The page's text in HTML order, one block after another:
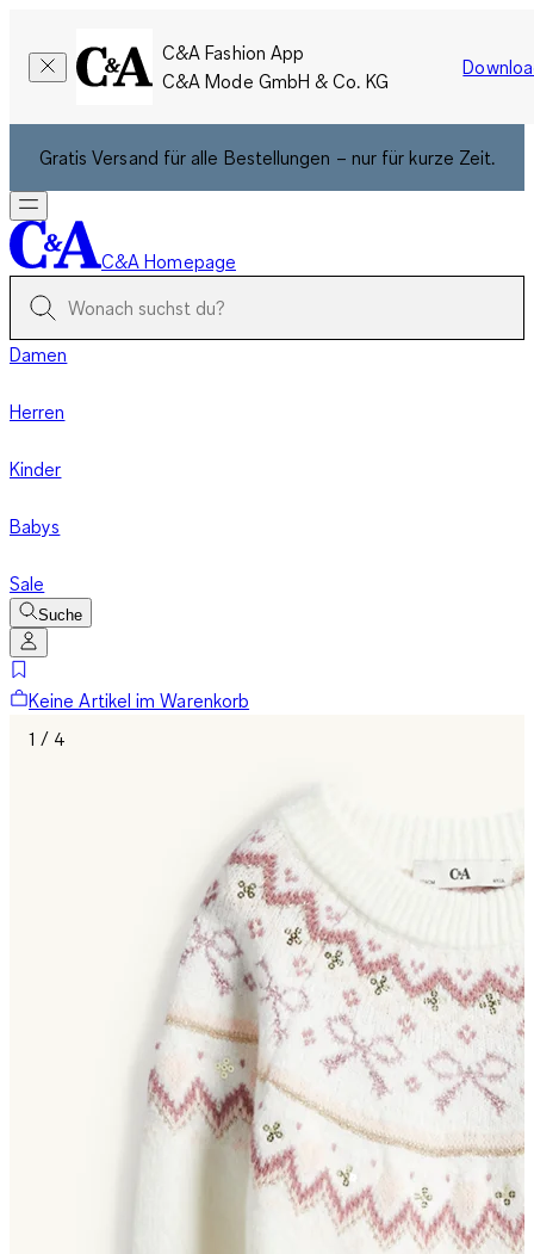
C&A Fashion App
C&A Mode GmbH & Co. KG
Gratis Versand für alle Bestellungen – nur für kurze Zeit.
C&A Homepage
Damen
Herren
Kinder
Babys
Sale
Suche
Keine Artikel im Warenkorb
1 / 4